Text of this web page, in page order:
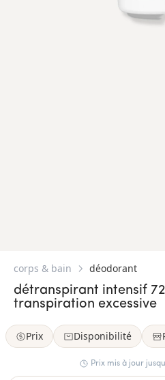
corps & bain déodorant
détranspirant intensif
transpiration excessive
Prix Disponibilité
Prix mis à jour